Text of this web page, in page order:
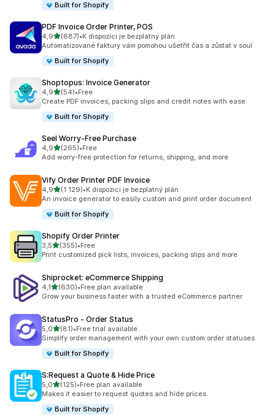
Built for Shopify
PDF Invoice Order Printer, POS
4,9z 5 hvězd
(687)
Celkový počet recenzí: 687
•K dispozici je bezplatný plán
Automatizované faktury vám pomohou ušetřit čas a zůstat v soul
Built for Shopify
Shoptopus: Invoice Generator
4,9z 5 hvězd
(54)
Celkový počet recenzí: 54
•Free
Create PDF invoices, packing slips and credit notes with ease.
Built for Shopify
Seel Worry‑Free Purchase
4,9z 5 hvězd
(265)
Celkový počet recenzí: 265
•Free
Add worry-free protection for returns, shipping, and more
Vify Order Printer PDF Invoice
4,9z 5 hvězd
(1 129)
Celkový počet recenzí: 1129
•K dispozici je bezplatný plán
An invoice generator to easily custom and print order document
Built for Shopify
Shopify Order Printer
3,5z 5 hvězd
(355)
Celkový počet recenzí: 355
•Free
Print customized pick lists, invoices, packing slips and more
Shiprocket: eCommerce Shipping
4,1z 5 hvězd
(630)
Celkový počet recenzí: 630
•Free plan available
Grow your business faster with a trusted eCommerce partner
StatusPro ‑ Order Status
5,0z 5 hvězd
(81)
Celkový počet recenzí: 81
•Free trial available
Simplify order management with your own custom order statuses
Built for Shopify
S:Request a Quote & Hide Price
5,0z 5 hvězd
(125)
Celkový počet recenzí: 125
•Free plan available
Makes it easier to request quotes and hide prices.
Built for Shopify